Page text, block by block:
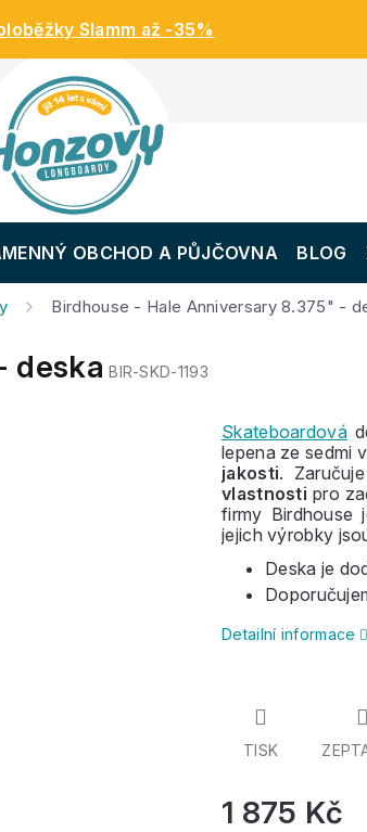
Slamm až -35%
OBCHOD A PŮJČOVNA BLOG
Birdhouse - Hale Anniversary 8.375" -
deska BIR-SKD-1193
1 875 Kč
Skateboardová
lepena ze sedmi
jakosti.
vlastnosti pro
firmy Birdhouse
jejich výrobky
Deska je
Detailní informace
TISK